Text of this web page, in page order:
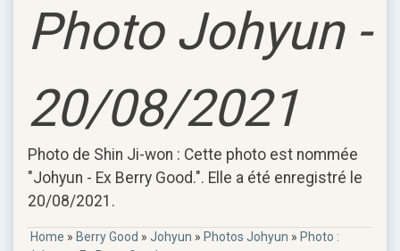
Photo Johyun -
20/08/2021
Photo de Shin Ji-won : Cette photo est nommée
"Johyun - Ex Berry Good.". Elle a été enregistré le
20/08/2021.
Home » Berry Good » Johyun » Photos Johyun » Photo :